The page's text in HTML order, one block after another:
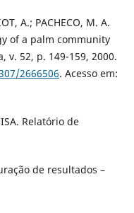
A.; PACHECO, M. A.
of a palm community
v. 52, p. 149-159, 2000.
2666506. Acesso em:
Relatório de
de resultados –